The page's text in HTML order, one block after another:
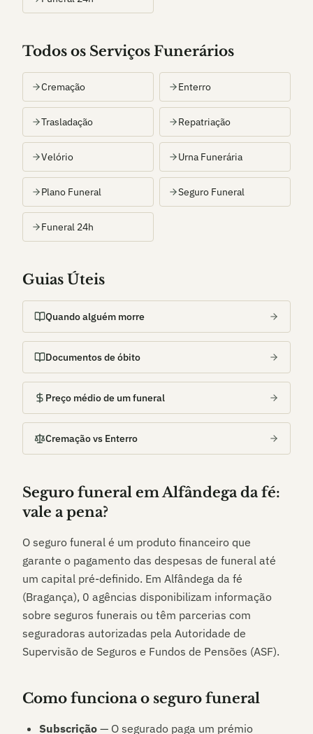
Todos os Serviços Funerários
Cremação Enterro
Trasladação Repatriação
Velório Urna Funerária
Plano Funeral Seguro Funeral
Funeral 24h
Guias Úteis
Quando alguém morre
Documentos de óbito
Preço médio de um funeral
Cremação vs Enterro
Seguro funeral emAlfândega da fé:
vale a pena?
O seguro funeral é um produto financeiro que
garante o pagamento das despesas de funeral até
um capital pré-definido. Em Alfândega da fé
(Bragança), 0 agências disponibilizam informação
sobre seguros funerais ou têm parcerias com
seguradoras autorizadas pela Autoridade de
Supervisão de Seguros e Fundos de Pensões (ASF).
Como funciona o seguro funeral
Subscrição — O segurado paga um prémio